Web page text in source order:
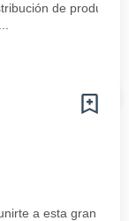
de
a esta gran